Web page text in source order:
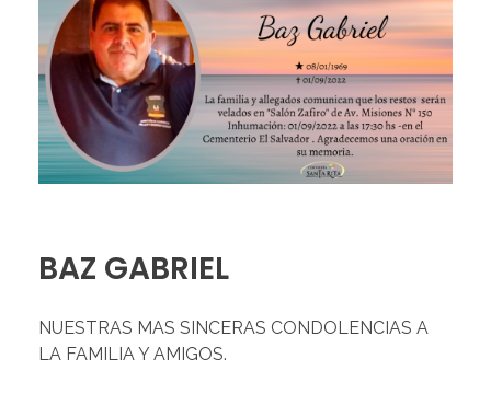
BAZ GABRIEL
NUESTRAS MAS SINCERAS CONDOLENCIAS A
LA FAMILIA Y AMIGOS.